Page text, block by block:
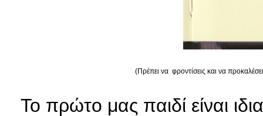
(Πρέπει να φροντίσεις και να
Το πρώτο μας παιδί είναι